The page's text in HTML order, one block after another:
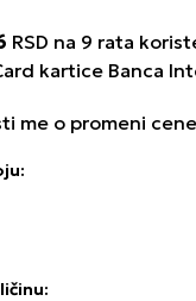
RSD na 9 rata
kartice Banca
me o promeni cene
: